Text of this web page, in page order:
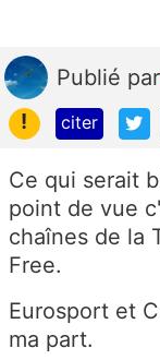
Publié par
!
citer
Ce qui serait
point de vue
chaînes de la
Free.
Eurosport et
ma part.